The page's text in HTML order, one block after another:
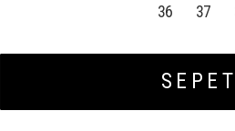
36 37